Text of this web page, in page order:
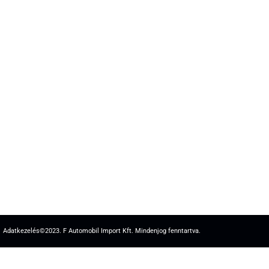
Adatkezelés©2023. F Automobil Import Kft. Mindenjog fenntartva.